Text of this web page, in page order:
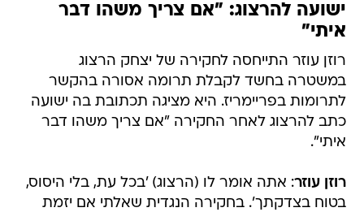
ישועה להרצוג: "אם צריך משהו דבר
איתי"
רוזן עוזר התייחסה לחקירה של יצחק הרצוג
במשטרה בחשד לקבלת תרומה אסורה בהקשר
לתרומות בפריימריז. היא מציגה תכתובת בה ישועה
כתב להרצוג לאחר החקירה "אם צריך משהו דבר
איתי".
רוזן עוזר: אתה אומר לו (הרצוג) 'בכל עת, בלי היסוס,
בטוח בצדקתך'. בחקירה הנגדית שאלתי אם יזמת